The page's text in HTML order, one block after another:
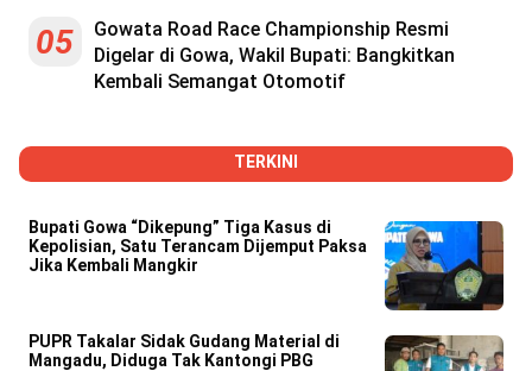
05
Gowata Road Race Championship Resmi
Digelar di Gowa, Wakil Bupati: Bangkitkan
Kembali Semangat Otomotif
TERKINI
Bupati Gowa “Dikepung” Tiga Kasus di
Kepolisian, Satu Terancam Dijemput Paksa
Jika Kembali Mangkir
PUPR Takalar Sidak Gudang Material di
Mangadu, Diduga Tak Kantongi PBG